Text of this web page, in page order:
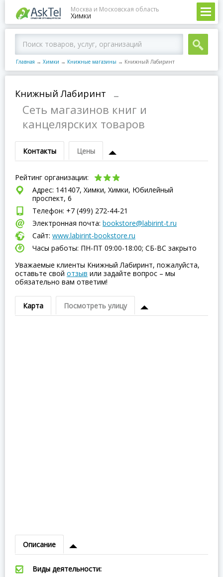
Москва и Московская область
Химки
Главная → Химки → Книжные магазины → Книжный Лабиринт
Книжный Лабиринт
–
Сеть магазинов книг и
канцелярских товаров
Контакты Цены
Рейтинг организации:
Адрес: 141407, Химки, Химки, Юбилейный
проспект, 6
Телефон: +7 (499) 272-44-21
Электронная почта: bookstore@labirint-t.ru
Сайт: www.labirint-bookstore.ru
Часы работы: ПН-ПТ 09:00-18:00; СБ-ВC закрыто
Уважаемые клиенты Книжный Лабиринт, пожалуйста,
оставьте свой отзыв или задайте вопрос – мы
обязательно вам ответим!
Карта Посмотреть улицу
Описание
Виды деятельности: